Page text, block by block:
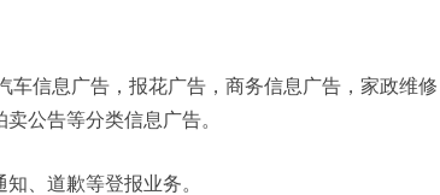
信息广告，报花广告，商务信息广告，家政维
公告等分类信息广告。
、道歉等登报业务。